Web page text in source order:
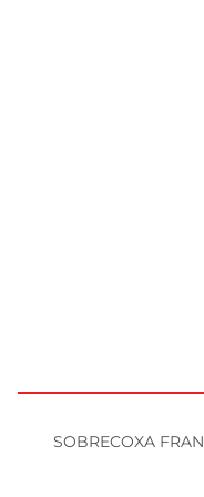
SOBRECOXA